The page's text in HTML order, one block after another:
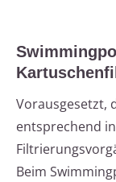
Vorausgesetzt,
entsprechend
Beim